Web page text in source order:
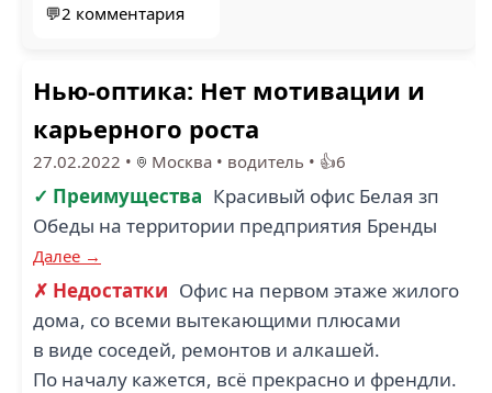
💬2 комментария
Нью-оптика: Нет мотивации и
карьерного роста
27.02.2022 • Москва • водитель • 👍6
✓ Преимущества Красивый офис Белая зп
Обеды на территории предприятия Бренды
Далее →
✗ Недостатки Офис на первом этаже жилого
дома, со всеми вытекающими плюсами
в виде соседей, ремонтов и алкашей.
По началу кажется, всё прекрасно и френдли.